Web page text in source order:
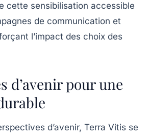
cette sensibilisation accessible
de communication et
l’impact des choix des
d’avenir pour une
d’avenir, Terra Vitis se